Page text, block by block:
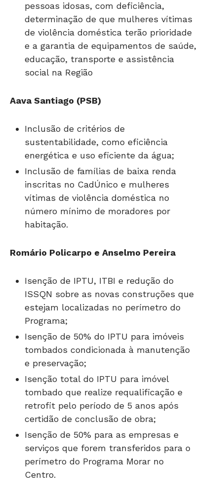
pessoas idosas, com deficiência,
determinação de que mulheres vítimas
de violência doméstica terão prioridade
e a garantia de equipamentos de saúde,
educação, transporte e assistência
social na Região
Aava Santiago (PSB)
Inclusão de critérios de
sustentabilidade, como eficiência
energética e uso eficiente da água;
Inclusão de famílias de baixa renda
inscritas no CadÚnico e mulheres
vítimas de violência doméstica no
número mínimo de moradores por
habitação.
Romário Policarpo e Anselmo Pereira
Isenção de IPTU, ITBI e redução do
ISSQN sobre as novas construções que
estejam localizadas no perímetro do
Programa;
Isenção de 50% do IPTU para imóveis
tombados condicionada à manutenção
e preservação;
Isenção total do IPTU para imóvel
tombado que realize requalificação e
retrofit pelo período de 5 anos após
certidão de conclusão de obra;
Isenção de 50% para as empresas e
serviços que forem transferidos para o
perímetro do Programa Morar no
Centro.